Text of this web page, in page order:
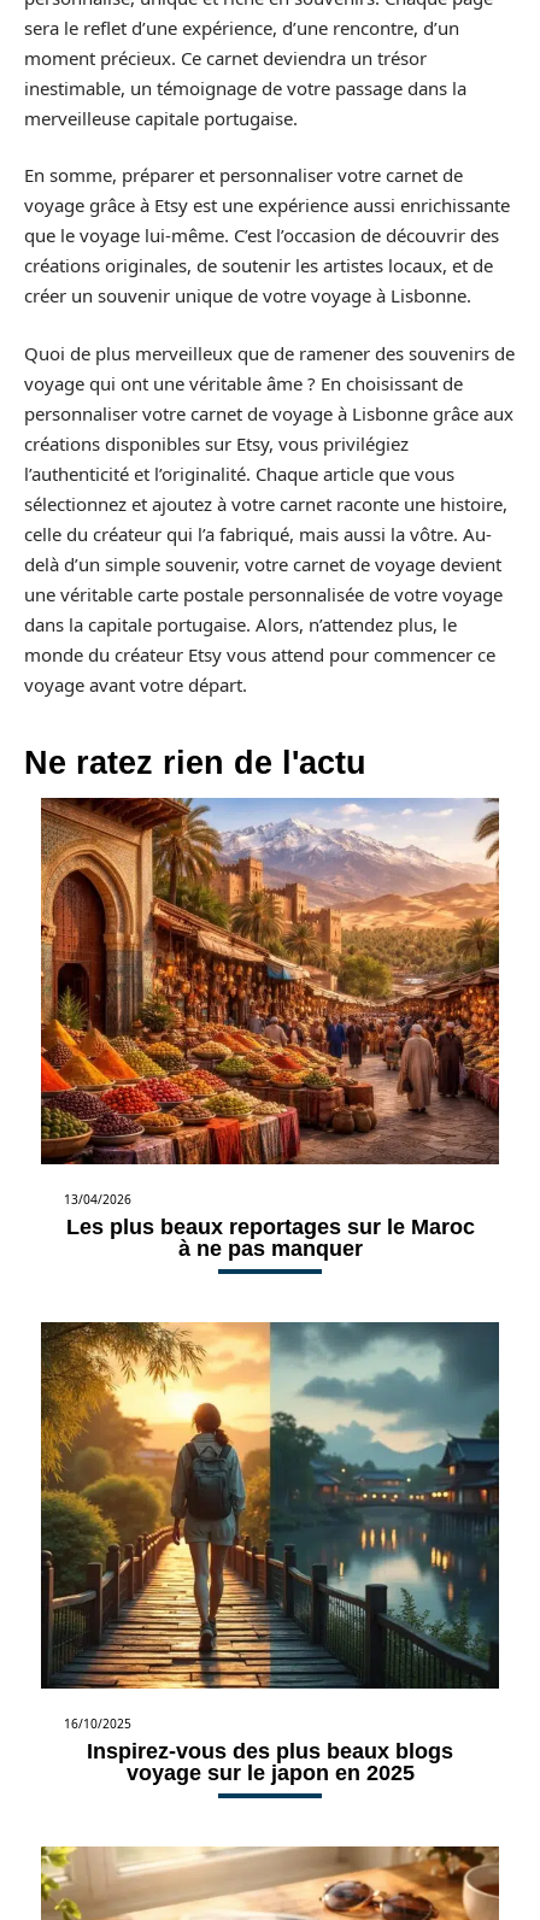
sera le reflet d’une expérience, d’une rencontre, d’un
moment précieux. Ce carnet deviendra un trésor
inestimable, un témoignage de votre passage dans la
merveilleuse capitale portugaise.
En somme, préparer et personnaliser votre carnet de
voyage grâce à Etsy est une expérience aussi enrichissante
que le voyage lui-même. C’est l’occasion de découvrir des
créations originales, de soutenir les artistes locaux, et de
créer un souvenir unique de votre voyage à Lisbonne.
Quoi de plus merveilleux que de ramener des souvenirs de
voyage qui ont une véritable âme ? En choisissant de
personnaliser votre carnet de voyage à Lisbonne grâce aux
créations disponibles sur Etsy, vous privilégiez
l’authenticité et l’originalité. Chaque article que vous
sélectionnez et ajoutez à votre carnet raconte une histoire,
celle du créateur qui l’a fabriqué, mais aussi la vôtre. Au-
delà d’un simple souvenir, votre carnet de voyage devient
une véritable carte postale personnalisée de votre voyage
dans la capitale portugaise. Alors, n’attendez plus, le
monde du créateur Etsy vous attend pour commencer ce
voyage avant votre départ.
Ne ratez rien de l'actu
13/04/2026
Les plus beaux reportages sur le Maroc
à ne pas manquer
16/10/2025
Inspirez-vous des plus beaux blogs
voyage sur le japon en 2025